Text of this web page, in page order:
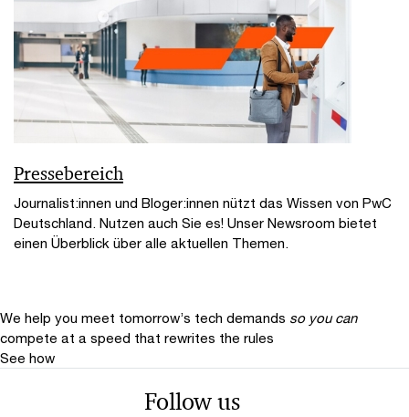
Pressebereich
Journalist:innen und Bloger:innen nützt das Wissen von PwC
Deutschland. Nutzen auch Sie es! Unser Newsroom bietet
einen Überblick über alle aktuellen Themen.
We help you meet tomorrow’s tech demands so you can
compete at a speed that rewrites the rules
See how
Follow us